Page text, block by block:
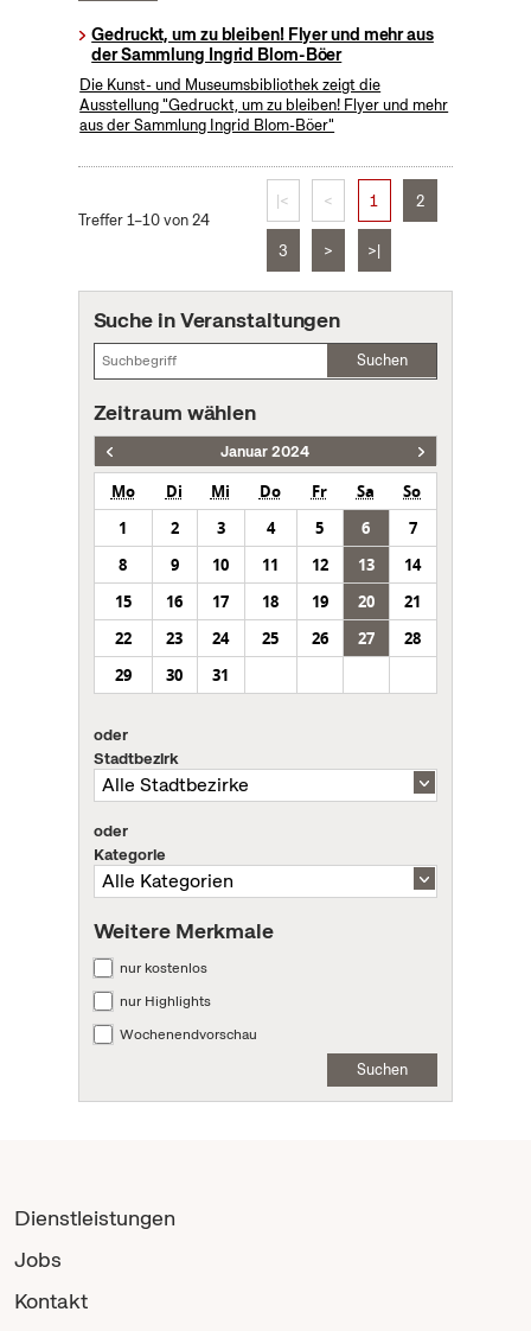
Gedruckt, um zu bleiben! Flyer und mehr aus
der Sammlung Ingrid Blom-Böer
Die Kunst- und Museumsbibliothek zeigt die
Ausstellung "Gedruckt, um zu bleiben! Flyer und mehr
aus der Sammlung Ingrid Blom-Böer"
Treffer 1–10 von 24
|< < 1 2
3 > >|
Suche in Veranstaltungen
Suchen
Zeitraum wählen
Januar 2024
Mo Di Mi Do Fr Sa
So
1
2 3 4 5 6
7
8
9 10 11 12 13
14
15
16 17 18 19 20
21
22
23 24 25 26 27
28
29
30 31
oder
Stadtbezirk
oder
Kategorie
Weitere Merkmale
nur kostenlos
nur Highlights
Wochenendvorschau
Suchen
Dienstleistungen
Jobs
Kontakt